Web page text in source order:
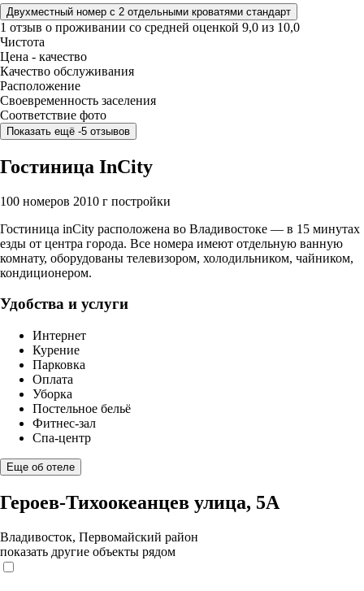
Двухместный номер с 2 отдельными кроватями стандарт
1 отзыв о проживании со средней оценкой 9,0 из 10,0
Чистота
Цена - качество
Качество обслуживания
Расположение
Своевременность заселения
Соответствие фото
Показать ещё -5 отзывов
Гостиница InCity
100 номеров 2010 г постройки
Гостиница inCity расположена во Владивостоке — в 15 минутах
езды от центра города. Все номера имеют отдельную ванную
комнату, оборудованы телевизором, холодильником, чайником,
кондиционером.
Удобства и услуги
Интернет
Курение
Парковка
Оплата
Уборка
Постельное бельё
Фитнес-зал
Спа-центр
Еще об отеле
Героев-Тихоокеанцев улица, 5А
Владивосток, Первомайский район
показать другие объекты рядом